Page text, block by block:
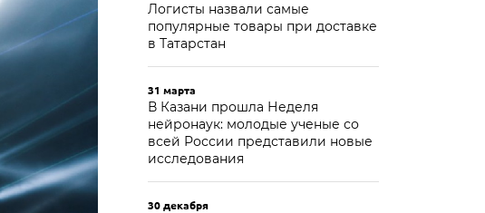
Логисты назвали самые
популярные товары при доставке
в Татарстан
31 марта
В Казани прошла Неделя
нейронаук: молодые ученые со
всей России представили новые
исследования
30 декабря